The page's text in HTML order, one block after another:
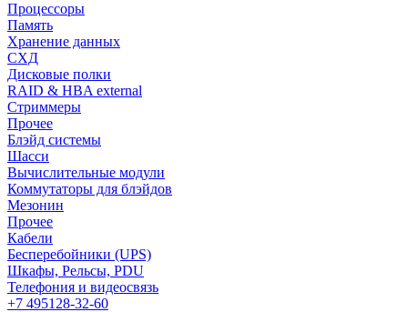
Процессоры
Память
Хранение данных
СХД
Дисковые полки
RAID & HBA external
Стриммеры
Прочее
Блэйд системы
Шасси
Вычислительные модули
Коммутаторы для блэйдов
Мезонин
Прочее
Кабели
Бесперебойники (UPS)
Шкафы, Рельсы, PDU
Телефония и видеосвязь
+7 495128-32-60